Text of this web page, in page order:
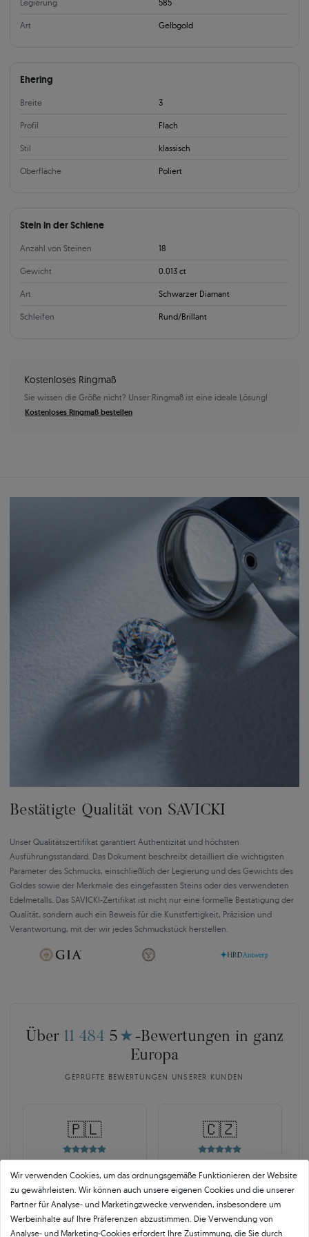
Legierung 585
Art Gelbgold
Ehering
Breite 3
Profil Flach
Stil klassisch
Oberfläche Poliert
Stein in der Schiene
Anzahl von Steinen 18
Gewicht 0.013 ct
Art Schwarzer Diamant
Schleifen Rund/Brillant
Kostenloses Ringmaß
Sie wissen die Größe nicht? Unser Ringmaß ist eine ideale Lösung!
Kostenloses Ringmaß bestellen
Bestätigte Qualität von SAVICKI
Unser Qualitätszertifikat garantiert Authentizität und höchsten
Ausführungsstandard. Das Dokument beschreibt detailliert die wichtigsten
Parameter des Schmucks, einschließlich der Legierung und des Gewichts des
Goldes sowie der Merkmale des eingefassten Steins oder des verwendeten
Edelmetalls. Das SAVICKI-Zertifikat ist nicht nur eine formelle Bestätigung der
Qualität, sondern auch ein Beweis für die Kunstfertigkeit, Präzision und
Verantwortung, mit der wir jedes Schmuckstück herstellen.
Über 11 484 5 ★ -Bewertungen in ganz
Europa
GEPRÜFTE BEWERTUNGEN UNSERER KUNDEN
🇵🇱
10 468
OPINEO
Polen
🇨🇿
252
HEUREKA
Tschechien
Wir verwenden Cookies, um das ordnungsgemäße Funktionieren der Website
zu gewährleisten. Wir können auch unsere eigenen Cookies und die unserer
Partner für Analyse- und Marketingzwecke verwenden, insbesondere um
Werbeinhalte auf Ihre Präferenzen abzustimmen. Die Verwendung von
Analyse- und Marketing-Cookies erfordert Ihre Zustimmung, die Sie durch